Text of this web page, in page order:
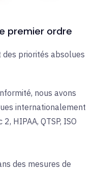
premier ordre
priorités absolues
nous avons
internationalement
HIPAA, QTSP, ISO
des mesures de